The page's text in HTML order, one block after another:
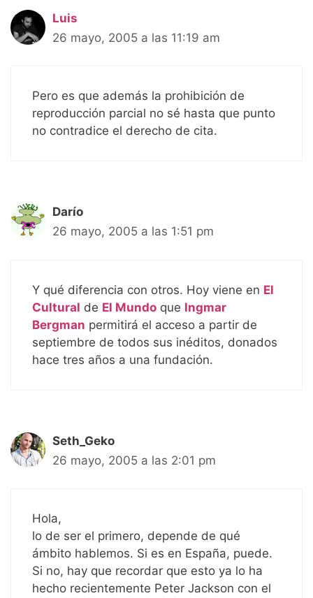
Luis
26 mayo, 2005 a las 11:19 am
Pero es que además la prohibición de
reproducción parcial no sé hasta que punto
no contradice el derecho de cita.
Darío
26 mayo, 2005 a las 1:51 pm
Y qué diferencia con otros. Hoy viene en El
Cultural de El Mundo que Ingmar
Bergman permitirá el acceso a partir de
septiembre de todos sus inéditos, donados
hace tres años a una fundación.
Seth_Geko
26 mayo, 2005 a las 2:01 pm
Hola,
lo de ser el primero, depende de qué
ámbito hablemos. Si es en España, puede.
Si no, hay que recordar que esto ya lo ha
hecho recientemente Peter Jackson con el